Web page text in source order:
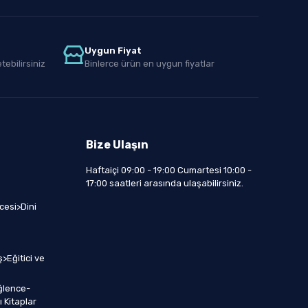
Uygun Fiyat
Binlerce ürün en uygun fiyatlar
ve
Kitaplar
Bize Ulaşın
Haftaiçi 09:00 - 19:00 Cumartesi 10:00 -
17:00 saatleri arasında ulaşabilirsiniz.